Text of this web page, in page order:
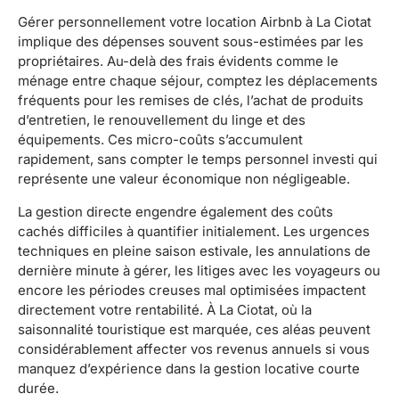
Gérer personnellement votre location Airbnb à La Ciotat
implique des dépenses souvent sous-estimées par les
propriétaires. Au-delà des frais évidents comme le
ménage entre chaque séjour, comptez les déplacements
fréquents pour les remises de clés, l’achat de produits
d’entretien, le renouvellement du linge et des
équipements. Ces micro-coûts s’accumulent
rapidement, sans compter le temps personnel investi qui
représente une valeur économique non négligeable.
La gestion directe engendre également des coûts
cachés difficiles à quantifier initialement. Les urgences
techniques en pleine saison estivale, les annulations de
dernière minute à gérer, les litiges avec les voyageurs ou
encore les périodes creuses mal optimisées impactent
directement votre rentabilité. À La Ciotat, où la
saisonnalité touristique est marquée, ces aléas peuvent
considérablement affecter vos revenus annuels si vous
manquez d’expérience dans la gestion locative courte
durée.